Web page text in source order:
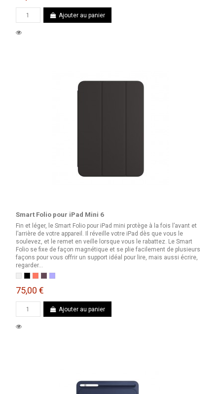
Ajouter au panier
Smart Folio pour iPad Mini 6
Fin et léger, le Smart Folio pour iPad mini protège à la fois l’avant et
l’arrière de votre appareil. Il réveille votre iPad dès que vous le
soulevez, et le remet en veille lorsque vous le rabattez. Le Smart
Folio se fixe de façon magnétique et se plie facilement de plusieurs
façons pour vous offrir un support idéal pour lire, mais aussi écrire,
regarder...
Blanc
NoirOrange électrique
Cerise noire
Lavande anglaise
75,00 €
Ajouter au panier